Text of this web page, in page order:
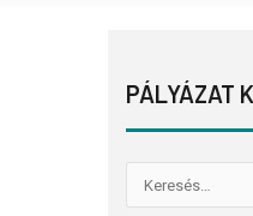
PÁLYÁZAT